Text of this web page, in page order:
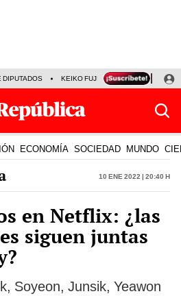
DIPUTADOS KEIKO FUJIMORI LA BELLA
ECONOMÍA SOCIEDAD MUNDO
10 Ene 2022 | 20:40 h
en Netflix: ¿las
siguen juntas
Soyeon, Junsik, Yeawon